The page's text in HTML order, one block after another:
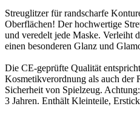
Streuglitzer für randscharfe
Oberflächen! Der hochwertige
und veredelt jede Maske. Verleiht
einen besonderen Glanz und
Die CE-geprüfte Qualität
Kosmetikverordnung als auch der
Sicherheit von Spielzeug.
3 Jahren. Enthält Kleinteile,